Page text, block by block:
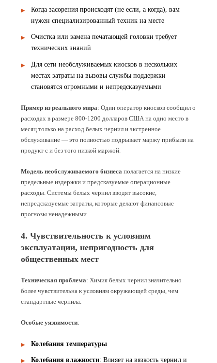
Когда засорения происходят (не если, а когда), вам
нужен специализированный техник на месте
Очистка или замена печатающей головки требует
технических знаний
Для сети необслуживаемых киосков в нескольких
местах затраты на вызовы службы поддержки
становятся огромными и непредсказуемыми
Пример из реального мира: Один оператор киосков сообщил о
расходах в размере 800-1200 долларов США на одно место в
месяц только на расход белых чернил и экстренное
обслуживание — это полностью подрывает маржу прибыли на
продукт с и без того низкой маржой.
Модель необслуживаемого бизнеса полагается на низкие
предельные издержки и предсказуемые операционные
расходы. Системы белых чернил вводят высокие,
непредсказуемые затраты, которые делают финансовые
прогнозы ненадежными.
4. Чувствительность к условиям
эксплуатации, непригодность для
общественных мест
Техническая проблема: Химия белых чернил значительно
более чувствительна к условиям окружающей среды, чем
стандартные чернила.
Особые уязвимости:
Колебания температуры
Колебания влажности: Влияет на вязкость чернил и